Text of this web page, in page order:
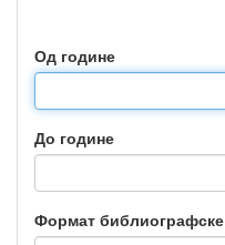
Од године
До године
Формат библиографске